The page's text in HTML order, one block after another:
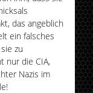
das angeblich
ein falsches
zu
nur die CIA,
Nazis im